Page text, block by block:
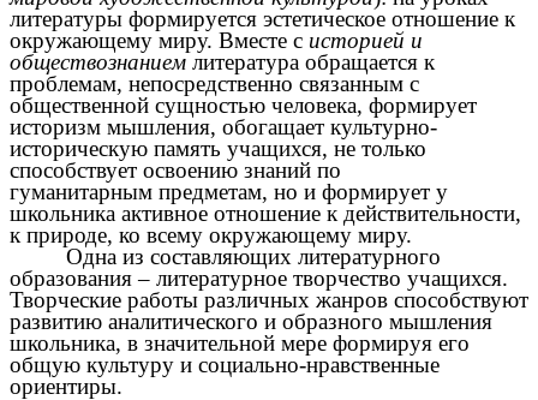
литературы формируется эстетическое отношение к
окружающему миру. Вместе с историей и
обществознаниемлитература обращается к
проблемам, непосредственно связанным с
общественной сущностью человека, формирует
историзм мышления, обогащает культурно-
историческую память учащихся, не только
способствует освоению знаний по
гуманитарным предметам, но и формирует у
школьника активное отношение к действительности,
к природе, ко всему окружающему миру.
Одна из составляющих литературного
образования – литературное творчество учащихся.
Творческие работы различных жанров способствуют
развитию аналитического и образного мышления
школьника, в значительной мере формируя его
общую культуру и социально-нравственные
ориентиры.